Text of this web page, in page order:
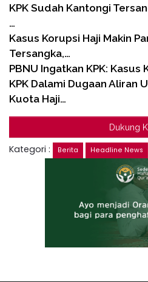
KPK Sudah Kantongi
…
Kasus Korupsi Haji Makin
Tersangka,…
PBNU Ingatkan KPK: Kasus
KPK Dalami Dugaan Aliran
Kuota Haji…
Dukung
Kategori : Berita Headline News